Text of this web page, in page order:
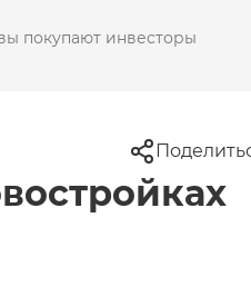
покупают инвесторы